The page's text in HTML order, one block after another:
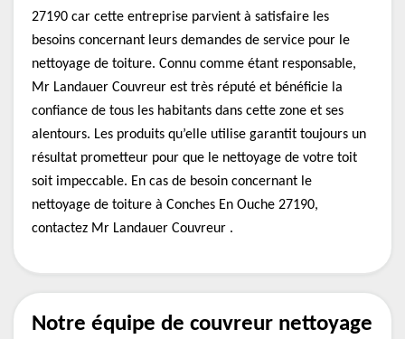
27190 car cette entreprise parvient à satisfaire les
besoins concernant leurs demandes de service pour le
nettoyage de toiture. Connu comme étant responsable,
Mr Landauer Couvreur est très réputé et bénéficie la
confiance de tous les habitants dans cette zone et ses
alentours. Les produits qu’elle utilise garantit toujours un
résultat prometteur pour que le nettoyage de votre toit
soit impeccable. En cas de besoin concernant le
nettoyage de toiture à Conches En Ouche 27190,
contactez Mr Landauer Couvreur .
Notre équipe de couvreur nettoyage